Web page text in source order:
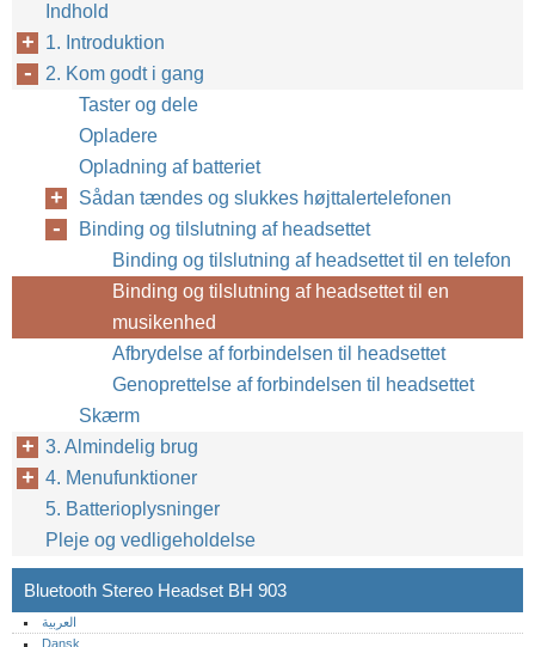
Indhold
1. Introduktion
2. Kom godt i gang
Taster og dele
Opladere
Opladning af batteriet
Sådan tændes og slukkes højttalertelefonen
Binding og tilslutning af headsettet
Binding og tilslutning af headsettet til en telefon
Binding og tilslutning af headsettet til en
musikenhed
Afbrydelse af forbindelsen til headsettet
Genoprettelse af forbindelsen til headsettet
Skærm
3. Almindelig brug
4. Menufunktioner
5. Batterioplysninger
Pleje og vedligeholdelse
Bluetooth Stereo Headset BH 903
العربية
Dansk